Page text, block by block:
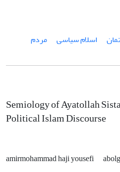
اسلام سیاسی
مردم
Semiology of Ayatollah
Political Islam Discourse
amirmohammad haji yousefi